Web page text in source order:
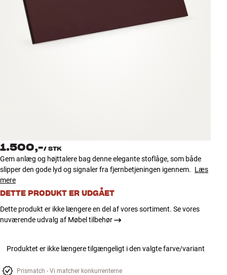
INSPIRATION
Kundeservice
Log ind
Kundeservice
Byg med Lyd
1.500,-/ STK
Gem anlæg og højttalere bag denne elegante stoflåge, som både
slipper den gode lyd og signaler fra fjernbetjeningen igennem. Læs
mere
DETTE PRODUKT ER UDGÅET
Dette produkt er ikke længere en del af vores sortiment. Se vores
nuværende udvalg af Møbel tilbehør
Produktet er ikke længere tilgængeligt i den valgte farve/variant
Prismatch - Vi matcher konkurrenterne